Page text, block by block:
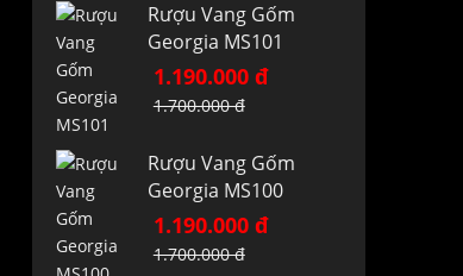
Rượu Vang Gốm
Georgia MS101
1.190.000 đ
1.700.000 đ
Rượu Vang Gốm
Georgia MS100
1.190.000 đ
1.700.000 đ